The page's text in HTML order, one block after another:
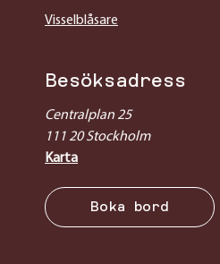
Visselblåsare
Besöksadress
Centralplan 25
111 20 Stockholm
Karta
Boka bord